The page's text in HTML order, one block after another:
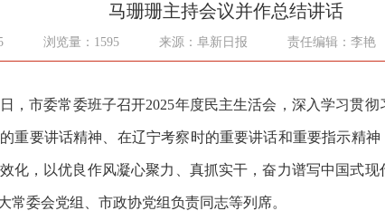
马珊珊主持会议并作总结讲话
浏览量：1595 来源：阜新日报 责任编辑：李艳
市委常委班子召开2025年度民主生活会，深入学习贯彻
重要讲话精神、在辽宁考察时的重要讲话和重要指示精神
化，以优良作风凝心聚力、真抓实干，奋力谱写中国式
委会党组、市政协党组负责同志等列席。